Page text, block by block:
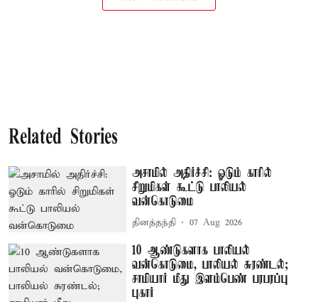
Related Stories
அசாமில் அதிர்ச்சி: ஓடும் காரில்
சிறுமிகள் கூட்டு பாலியல்
வன்கொடுமை
தினத்தந்தி 07 Aug 2026
10 ஆண்டுகளாக பாலியல்
வன்கொடுமை, பாலியல் சுரண்டல்;
சாமியார் மீது இளம்பெண் பரபரப்பு
புகார்